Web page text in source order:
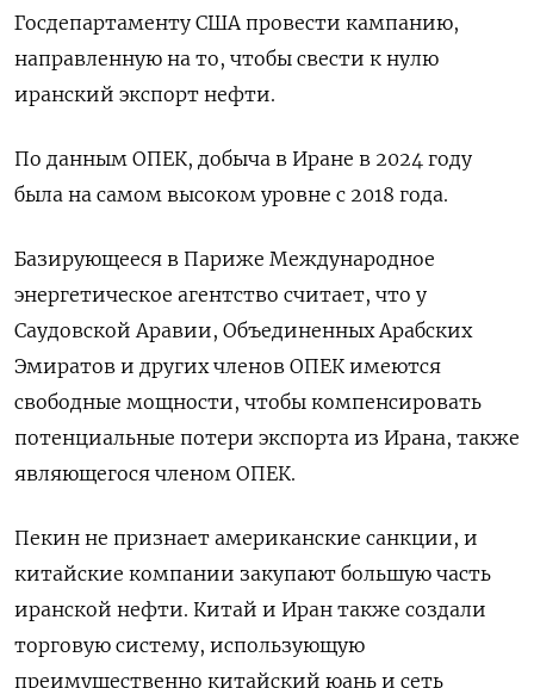
Госдепартаменту США провести кампанию,
направленную на то, чтобы свести к нулю
иранский экспорт нефти.
По данным ОПЕК, добыча в Иране в 2024 году
была на самом высоком уровне с 2018 года.
Базирующееся в Париже Международное
энергетическое агентство считает, что у
Саудовской Аравии, Объединенных Арабских
Эмиратов и других членов ОПЕК имеются
свободные мощности, чтобы компенсировать
потенциальные потери экспорта из Ирана, также
являющегося членом ОПЕК.
Пекин не признает американские санкции, и
китайские компании закупают большую часть
иранской нефти. Китай и Иран также создали
торговую систему, использующую
преимущественно китайский юань и сеть